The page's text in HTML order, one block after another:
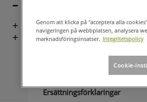
navigation
Expand
navigation
Expand
Ersättning
Ahlstrom-Munksjös
verkställande direktören och
personalkommittén inom
Ersättningsförklaringar
Genom att klicka på "acceptera alla
navigeringen på webbplatsen, analysera
marknadsföringsinsatser. Integritetspolicy
Cookie-